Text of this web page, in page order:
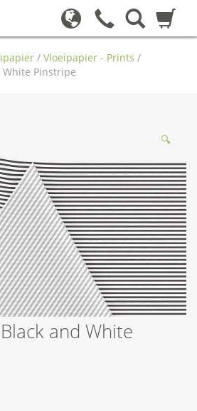
/ Vloeipapier - Prints /
White Pinstripe
🔍
and White